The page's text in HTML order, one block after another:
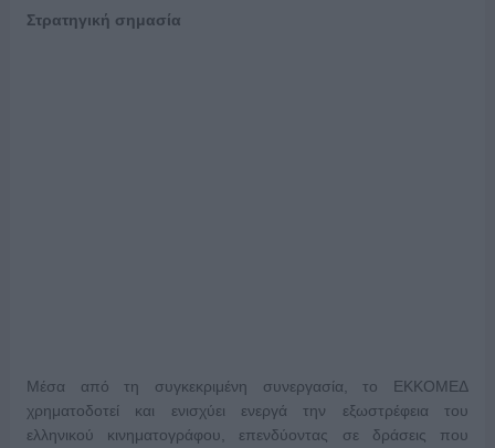
Στρατηγική σημασία
Μέσα από τη συγκεκριμένη συνεργασία, το ΕΚΚΟΜΕΔ
χρηματοδοτεί και ενισχύει ενεργά την εξωστρέφεια του
ελληνικού κινηματογράφου, επενδύοντας σε δράσεις που